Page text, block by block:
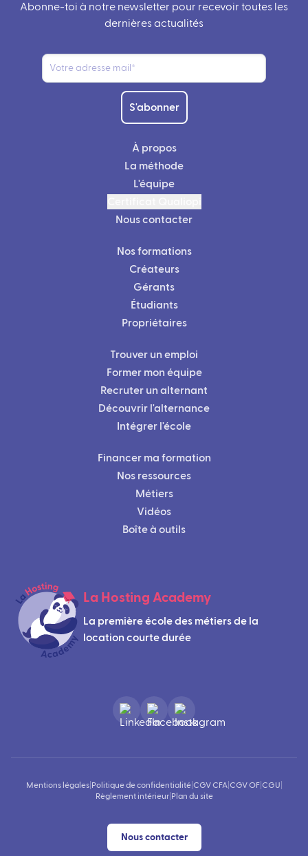
Abonne-toi à notre newsletter pour recevoir toutes les
dernières actualités
S'abonner
La Hosting Academy
La première école des métiers de la
location courte durée
À propos
La méthode
L'équipe
Nous contacter
Nos formations
Créateurs
Gérants
Étudiants
Propriétaires
Trouver un emploi
Former mon équipe
Recruter un alternant
Découvrir l'alternance
Intégrer l'école
Financer ma formation
Nos ressources
Métiers
Vidéos
Boîte à outils
Mentions légales| Politique de confidentialité| CGV CFA CGV OF| CGU
Règlement intérieur| Plan du site
Nous contacter